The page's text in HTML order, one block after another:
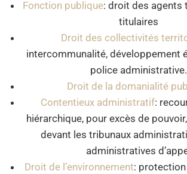
Fonction publique: droit des agents
titulaires
Droit des collectivités
intercommunalité, développement
police administrative.
Droit de la domanialité
Contentieux administratif:
hiérarchique, pour excès de
devant les tribunaux
administratives
Droit de l’environnement: